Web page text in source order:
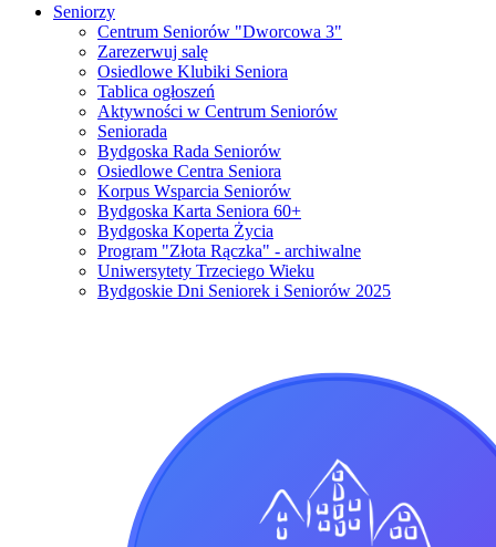
Seniorzy
Centrum Seniorów "Dworcowa 3"
Zarezerwuj salę
Osiedlowe Klubiki Seniora
Tablica ogłoszeń
Aktywności w Centrum Seniorów
Seniorada
Bydgoska Rada Seniorów
Osiedlowe Centra Seniora
Korpus Wsparcia Seniorów
Bydgoska Karta Seniora 60+
Bydgoska Koperta Życia
Program "Złota Rączka" - archiwalne
Uniwersytety Trzeciego Wieku
Bydgoskie Dni Seniorek i Seniorów 2025